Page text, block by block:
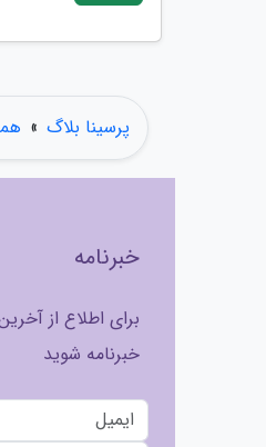
پرسینا بلاگ »
خبرنامه
برای اطلاع از
خبرنامه شوید